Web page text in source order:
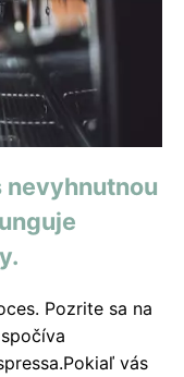
nevyhnutnou
Pozrite sa na
vás